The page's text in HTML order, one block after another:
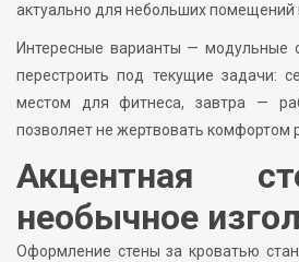
актуально для небольших помещений
Интересные варианты — модульные
перестроить под текущие задачи:
местом для фитнеса, завтра —
позволяет не жертвовать комфортом
Акцентная
необычное
Оформление стены за кроватью